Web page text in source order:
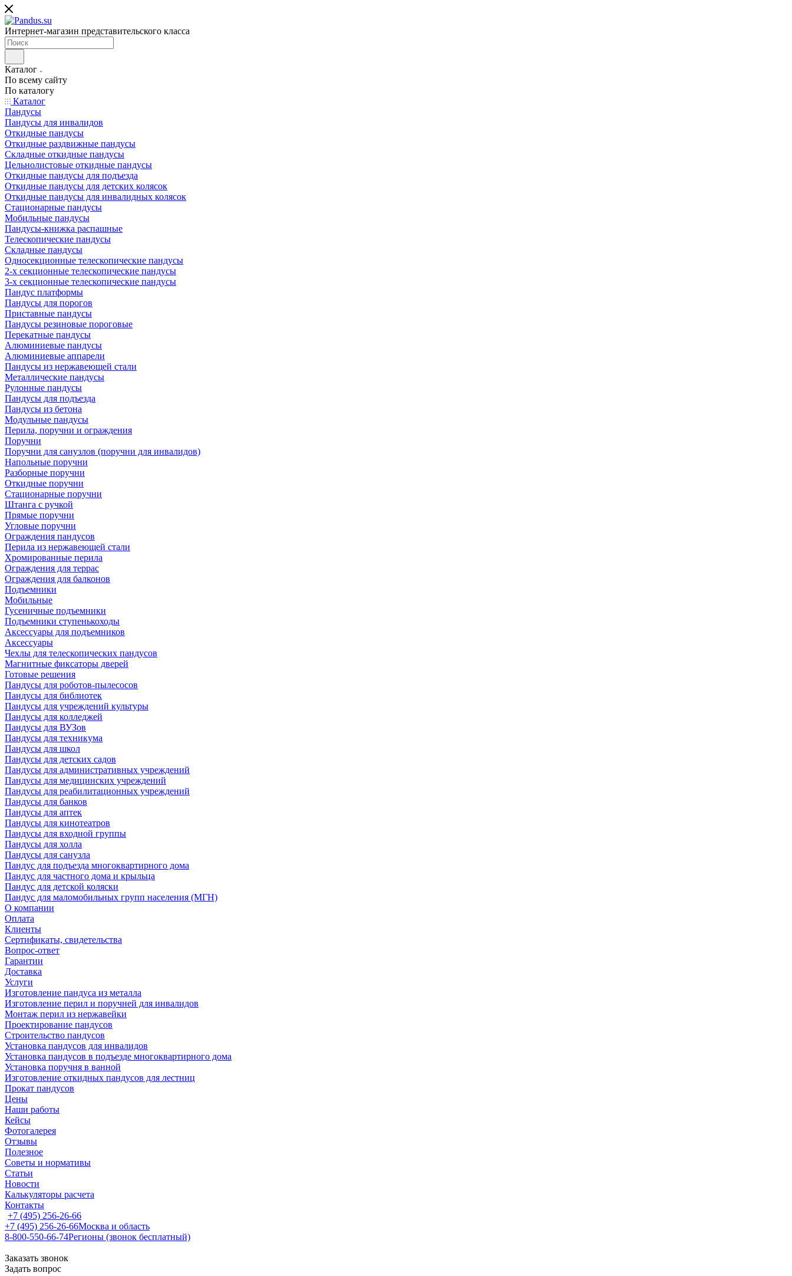
Интернет-магазин представительского класса
Каталог
По всему сайту
По каталогу
Каталог
Пандусы
Пандусы для инвалидов
Откидные пандусы
Откидные раздвижные пандусы
Складные откидные пандусы
Цельнолистовые откидные пандусы
Откидные пандусы для подъезда
Откидные пандусы для детских колясок
Откидные пандусы для инвалидных колясок
Стационарные пандусы
Мобильные пандусы
Пандусы-книжка распашные
Телескопические пандусы
Складные пандусы
Односекционные телескопические пандусы
2-х секционные телескопические пандусы
3-х секционные телескопические пандусы
Пандус платформы
Пандусы для порогов
Приставные пандусы
Пандусы резиновые пороговые
Перекатные пандусы
Алюминиевые пандусы
Алюминиевые аппарели
Пандусы из нержавеющей стали
Металлические пандусы
Рулонные пандусы
Пандусы для подъезда
Пандусы из бетона
Модульные пандусы
Перила, поручни и ограждения
Поручни
Поручни для санузлов (поручни для инвалидов)
Напольные поручни
Разборные поручни
Откидные поручни
Стационарные поручни
Штанга с ручкой
Прямые поручни
Угловые поручни
Ограждения пандусов
Перила из нержавеющей стали
Хромированные перила
Ограждения для террас
Ограждения для балконов
Подъемники
Мобильные
Гусеничные подъемники
Подъемники ступенькоходы
Аксессуары для подъемников
Аксессуары
Чехлы для телескопических пандусов
Магнитные фиксаторы дверей
Готовые решения
Пандусы для роботов-пылесосов
Пандусы для библиотек
Пандусы для учреждений культуры
Пандусы для колледжей
Пандусы для ВУЗов
Пандусы для техникума
Пандусы для школ
Пандусы для детских садов
Пандусы для административных учреждений
Пандусы для медицинских учреждений
Пандусы для реабилитационных учреждений
Пандусы для банков
Пандусы для аптек
Пандусы для кинотеатров
Пандусы для входной группы
Пандусы для холла
Пандусы для санузла
Пандус для подъезда многоквартирного дома
Пандус для частного дома и крыльца
Пандус для детской коляски
Пандус для маломобильных групп населения (МГН)
О компании
Оплата
Клиенты
Сертификаты, свидетельства
Вопрос-ответ
Гарантии
Доставка
Услуги
Изготовление пандуса из металла
Изготовление перил и поручней для инвалидов
Монтаж перил из нержавейки
Проектирование пандусов
Строительство пандусов
Установка пандусов для инвалидов
Установка пандусов в подъезде многоквартирного дома
Установка поручня в ванной
Изготовление откидных пандусов для лестниц
Прокат пандусов
Цены
Наши работы
Кейсы
Фотогалерея
Отзывы
Полезное
Советы и нормативы
Статьи
Новости
Калькуляторы расчета
Контакты
+7 (495) 256-26-66
+7 (495) 256-26-66Москва и область
8-800-550-66-74Регионы (звонок бесплатный)
Заказать звонок
Задать вопрос